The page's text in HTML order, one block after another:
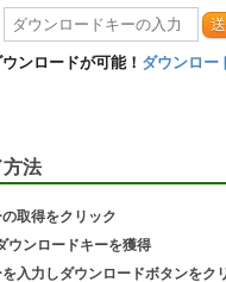
ンロードが可能！ ダウンロー
方法
取得をクリック
ウンロードキーを獲得
入力しダウンロードボタンをク